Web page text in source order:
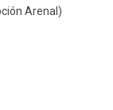
Arenal)